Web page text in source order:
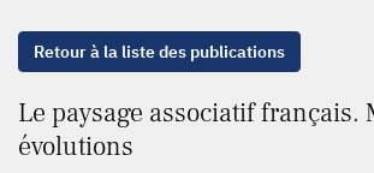
Retour à la liste des publications
Le paysage associatif français.
évolutions